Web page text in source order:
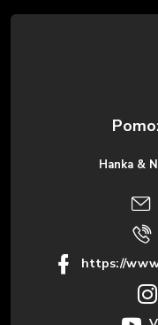
t
Hanka &
https://